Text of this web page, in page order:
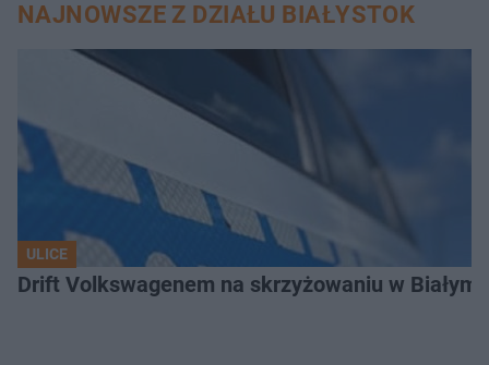
NAJNOWSZE Z DZIAŁU BIAŁYSTOK
ULICE
Drift Volkswagenem na skrzyżowaniu w